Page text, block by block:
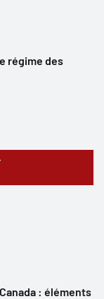
régime des
: éléments